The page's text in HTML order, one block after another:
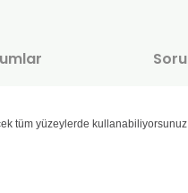
tüm yüzeylerde